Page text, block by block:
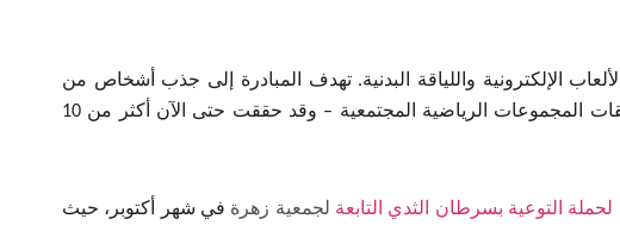
الإلكترونية واللياقة البدنية. تهدف المبادرة إلى جذب أشخاص من
مختلف الخلفيات والاهتمامات والأعمار والقدرات من خلال مجموعة متنوعة من التحديات – بما في ذلك مسابقات المجموعات الرياضية المجتمعية – وقد حققت حتى الآن أكثر من 10
لحملة التوعية بسرطان الثدي التابعة لجمعية زهرة في شهر أكتوبر، حيث